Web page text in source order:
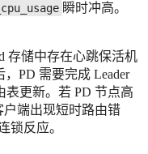
瞬时冲高。
存储中存在心跳保活机
PD 需要完成 Leader
表更新。若 PD 节点高
端出现短时路由错
锁反应。